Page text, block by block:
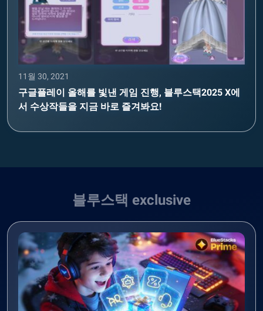
11월 30, 2021
구글플레이 올해를 빛낸 게임 진행, 블루스택2025 X에
서 수상작들을 지금 바로 즐겨봐요!
블루스택 exclusive